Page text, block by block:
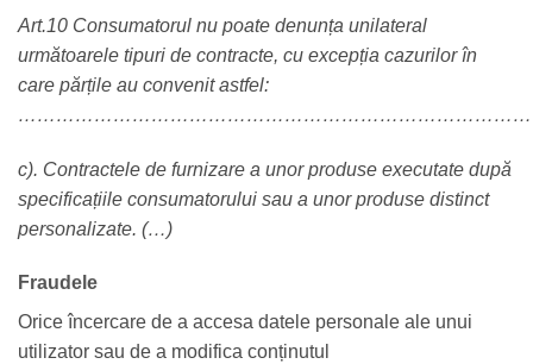
Art.10 Consumatorul nu poate denunța unilateral
următoarele tipuri de contracte, cu excepția cazurilor în
care părțile au convenit astfel:
c). Contractele de furnizare a unor produse executate după
specificațiile consumatorului sau a unor produse distinct
personalizate. (…)
Fraudele
Orice încercare de a accesa datele personale ale unui
utilizator sau de a modifica conținutul